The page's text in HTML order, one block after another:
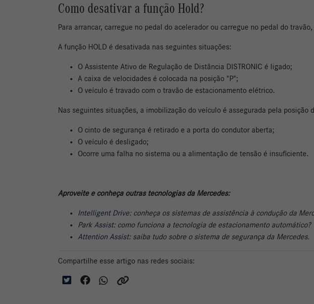
Como desativar a função Hold?
Para arrancar, carregue no pedal do acelerador ou carregue no pedal do
A função HOLD é desativada nas seguintes situações:
O Assistente Ativo de Regulação de Distância DISTRONIC é ligado;
A caixa de velocidades é colocada na posição "P";
O veículo é travado com o travão de estacionamento elétrico.
Nas seguintes situações, a imobilização do veículo é assegurada pela
O cinto de segurança é retirado e a porta do condutor aberta;
O veículo é desligado;
Ocorre uma falha no sistema ou a alimentação de tensão é insuficiente.
Aproveite e conheça outras tecnologias da Mercedes:
Intelligent Drive: conheça os sistemas de assistência à condução da
Park Assist: como funciona a tecnologia de estacionamento automático?
Attention Assist: saiba tudo sobre o sistema de segurança da Mercedes.
Compartilhe esse artigo nas redes sociais: